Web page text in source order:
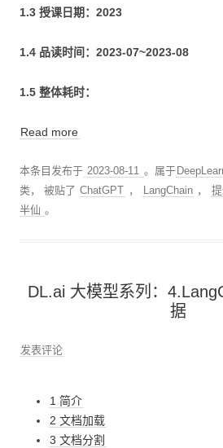
1.3 授课日期：2023
1.4 品读时间：2023-07~2023-08
1.5 整体耗时：
Read more
本条目发布于 2023-08-11 。属于
类， 被贴了 ChatGPT ， LangChain ，
半仙 。
DL.ai 大模型系列：
据
发表评论
1 简介
2 文档加载
3 文档分割